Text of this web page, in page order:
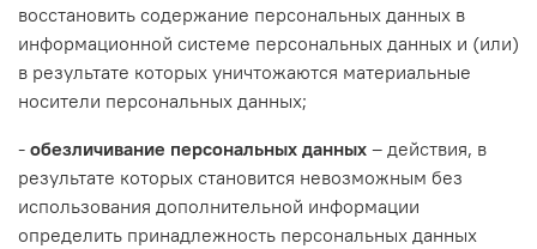
восстановить содержание персональных данных в
информационной системе персональных данных и (или)
в результате которых уничтожаются материальные
носители персональных данных;
- обезличивание персональных данных – действия, в
результате которых становится невозможным без
использования дополнительной информации
определить принадлежность персональных данных